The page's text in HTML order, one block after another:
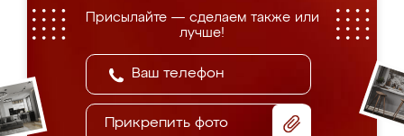
Присылайте — сделаем также или
лучше!
Прикрепить фото